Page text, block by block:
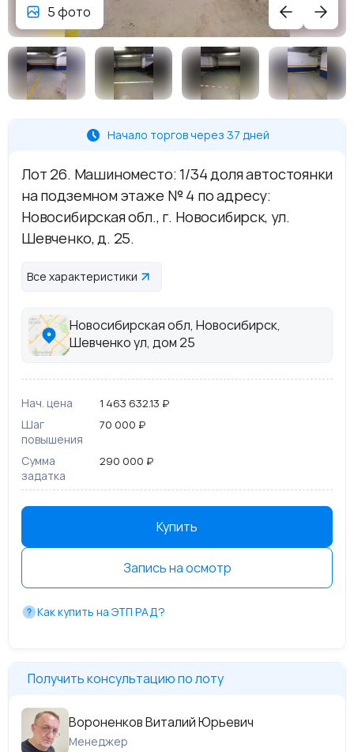
5 фото
Начало торгов через 37 дней
Лот 26. Машиноместо: 1/34 доля автостоянки
на подземном этаже № 4 по адресу:
Новосибирская обл., г. Новосибирск, ул.
Шевченко, д. 25.
Все характеристики
Новосибирская обл, Новосибирск,
Шевченко ул, дом 25
Нач. цена 1 463 632.13 ₽
Шаг
повышения
70 000 ₽
Сумма
задатка
290 000 ₽
Купить
Запись на осмотр
Как купить на ЭТП РАД?
Получить консультацию по лоту
Вороненков Виталий Юрьевич
Менеджер